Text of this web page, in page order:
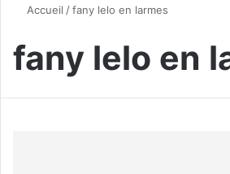
Accueil /fany lelo en larmes
fany lelo en